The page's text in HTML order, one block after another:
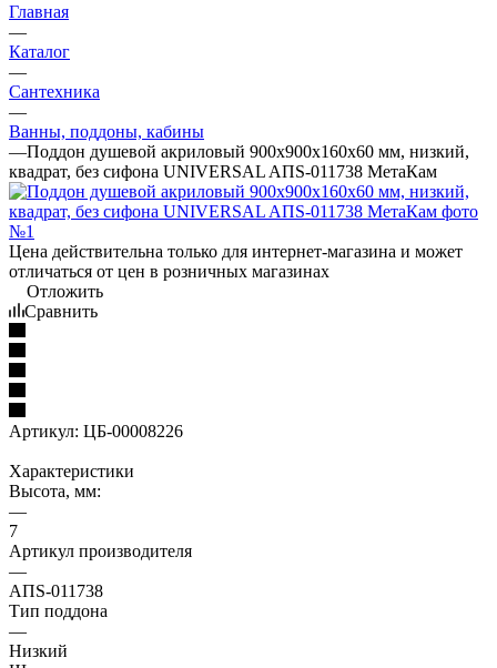
Главная
—
Каталог
—
Сантехника
—
Ванны, поддоны, кабины
—Поддон душевой акриловый 900х900х160х60 мм, низкий,
квадрат, без сифона UNIVERSAL AПS-011738 МетаКам
Цена действительна только для интернет-магазина и может
отличаться от цен в розничных магазинах
Отложить
Сравнить
Артикул: ЦБ-00008226
Характеристики
Высота, мм:
—
7
Артикул производителя
—
AПS-011738
Тип поддона
—
Низкий